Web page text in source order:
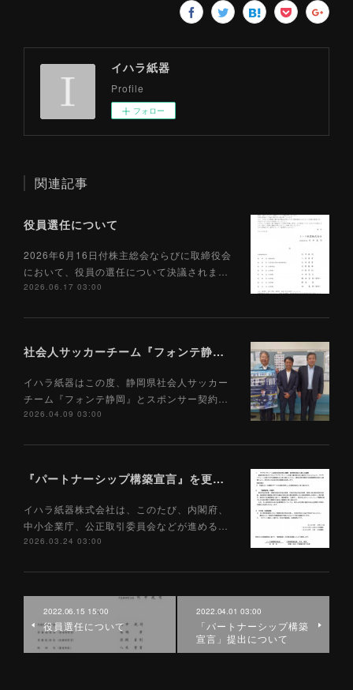
イハラ紙器
Profile
フォロー
関連記事
役員選任について
2026年6月16日付株主総会ならびに取締役会
において、役員の選任について決議されま…
2026.06.17 03:00
社会人サッカーチーム『フォンテ静岡』とのスポンサー契約締結について
イハラ紙器はこの度、静岡県社会人サッカー
チーム『フォンテ静岡』とスポンサー契約…
2026.04.09 03:00
『パートナーシップ構築宣言』を更新しました。
イハラ紙器株式会社は、このたび、内閣府、
中小企業庁、公正取引委員会などが進める…
2026.03.24 03:00
2022.06.15 15:00
役員選任について
2022.04.01 03:00
「パートナーシップ構築
宣言」提出について